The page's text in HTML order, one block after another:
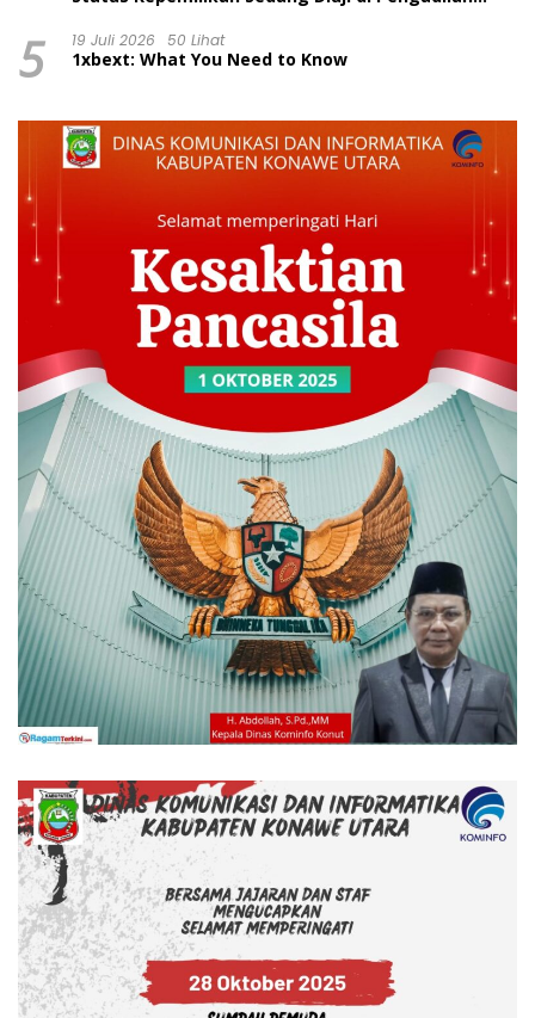
Dinilai Prematur
5 19 Juli 2026 50 Lihat
1xbext: What You Need to Know